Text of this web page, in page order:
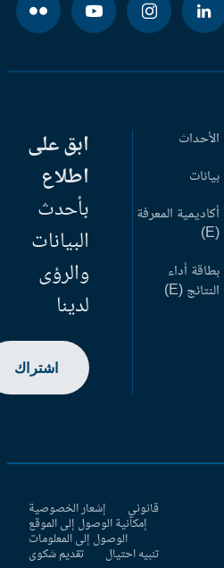
الأحداث
بيانات
أكاديمية المعرفة
بطاقة أداء
النتائج (E)
ابق على
اطلاع
بأحدث
البيانات
والرؤى
لدينا
اشتراك
قانوني إشعار الخصوصية
إمكانية الوصول إلى الموقع
الوصول إلى المعلومات
تنبيه احتيال تقديم شكوى